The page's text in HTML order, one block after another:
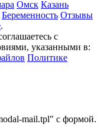
Омск Казань
Беременность Отзывы
.
с
указанными в:
Политике
mail.tpl" с формой.